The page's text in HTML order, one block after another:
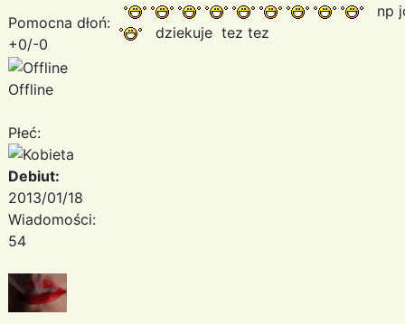
Pomocna dłoń:
+0/-0
Offline
Płeć:
Debiut:
2013/01/18
Wiadomości:
54
np
dziekuje tez tez